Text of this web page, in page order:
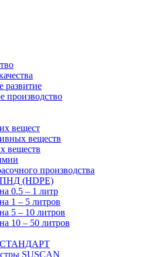
развитие
производство
вещест
веществ
веществ
производства
(HDPE)
0.5 – 1 литр
1 – 5 литров
5 – 10 литров
10 – 50 литров
СТАНДАРТ
SUSCAN